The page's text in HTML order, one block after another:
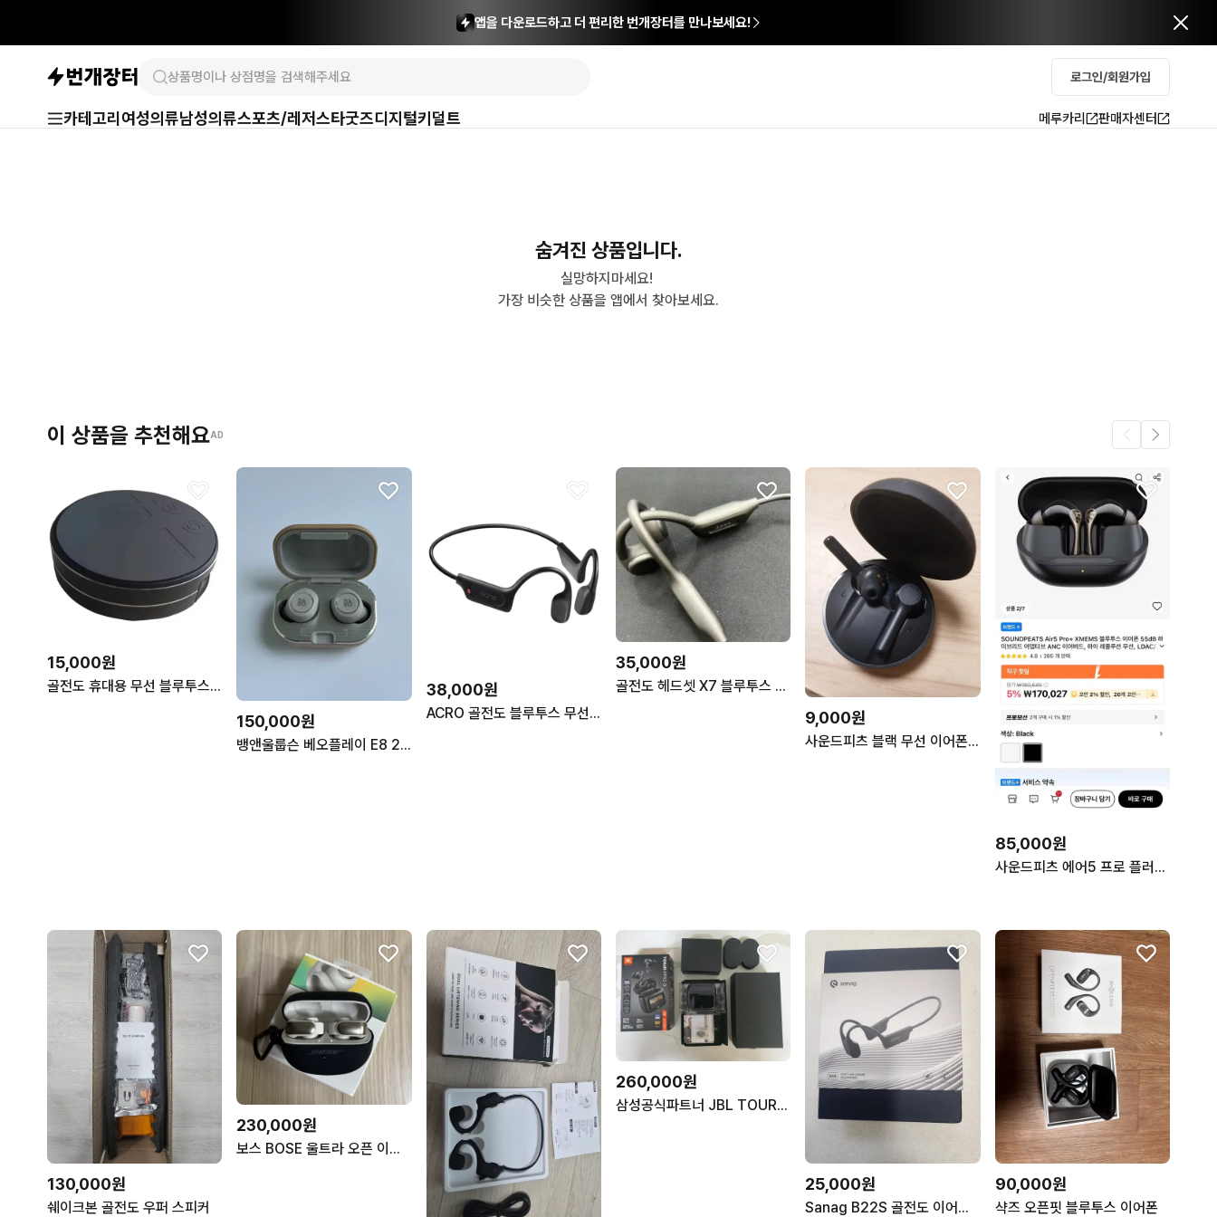
앱을 다운로드하고 더 편리한 번개장터를 만나보세요!
로그인/회원가입
카테고리 여성의류남성의류스포츠/레저스타굿즈디지털키덜트 메루카리 판매자센터
숨겨진 상품입니다.
실망하지마세요!
가장 비슷한 상품을 앱에서 찾아보세요.
이 상품을 추천해요AD
15,000원
골전도 휴대용 무선 블루투스 스피커 (상태 최상)
150,000원
뱅앤울룹슨 베오플레이 E8 2.0 이어폰
38,000원
ACRO 골전도 블루투스 무선 이어폰 블랙 미개봉 새제품
35,000원
골전도 헤드셋 X7 블루투스 이어폰
9,000원
사운드피츠 블랙 무선 이어폰ㅡ거의 새것ㅡ2개 1만5천원
85,000원
사운드피츠 에어5 프로 플러스 블루투스 이어폰
130,000원
쉐이크본 골전도 우퍼 스피커
230,000원
보스 BOSE 울트라 오픈 이어버드 무선 블루투스 이어폰
260,000원
삼성공식파트너 JBL TOUR PRO3 노이즈캔슬링 블루투스 이어폰
25,000원
Sanag B22S 골전도 이어폰 블랙
90,000원
샥즈 오픈핏 블루투스 이어폰